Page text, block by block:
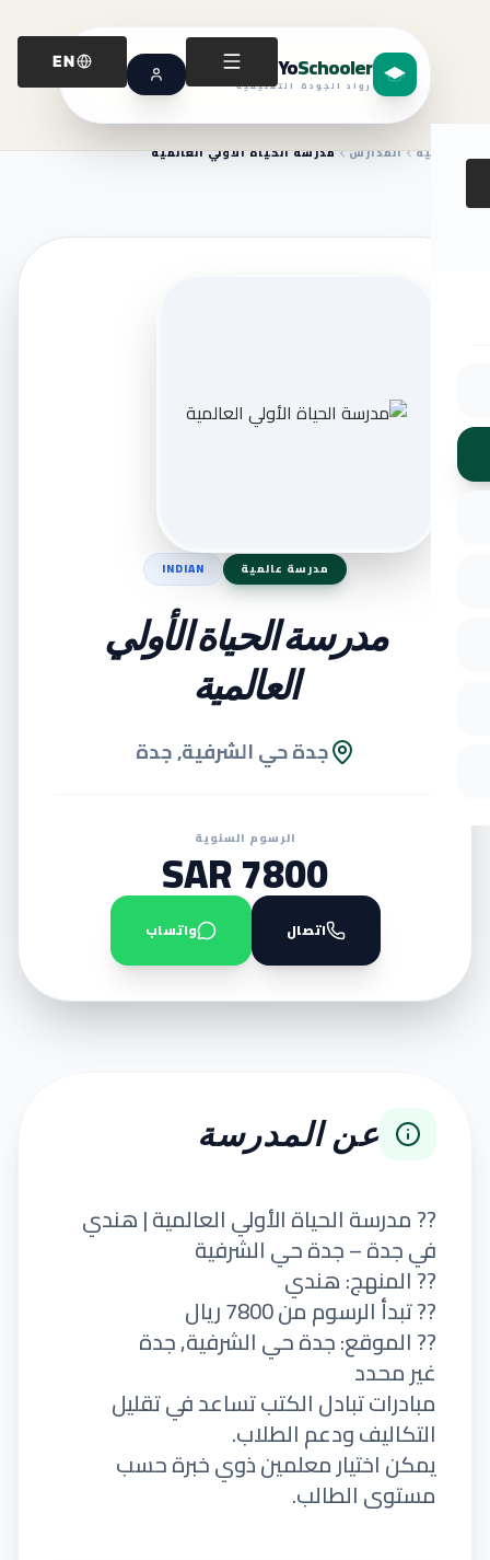
YoSchooler
رواد الجودة التعليمية
EN
الرئيسية المدارس مدرسة الحياة الأولي العالمية
مدرسة عالمية INDIAN
مدرسة الحياة الأولي
العالمية
جدة حي الشرفية, جدة
الرسوم السنوية
7800 SAR
اتصال واتساب
عن المدرسة
?? مدرسة الحياة الأولي العالمية | هندي
في جدة – جدة حي الشرفية
?? المنهج: هندي
?? تبدأ الرسوم من 7800 ريال
?? الموقع: جدة حي الشرفية, جدة
غير محدد
مبادرات تبادل الكتب تساعد في تقليل
التكاليف ودعم الطلاب.
يمكن اختيار معلمين ذوي خبرة حسب
مستوى الطالب.